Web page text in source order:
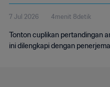
7 Jul 2026 4menit 8detik
Tonton cuplikan pertandingan
ini dilengkapi dengan